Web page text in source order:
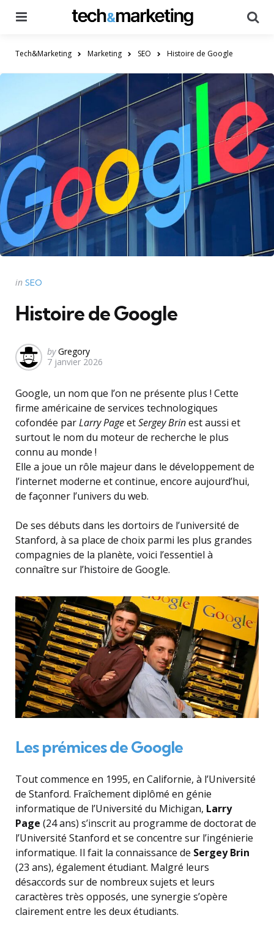
Tech&Marketing Marketing SEO Histoire de Google
Categories
Posted
in SEO
Histoire de Google
Posted
by
by Gregory
7 janvier 2026
Google, un nom que l’on ne présente plus ! Cette
firme américaine de services technologiques
cofondée parLarry PageetSergey Brinest aussi et
surtout le nom du moteur de recherche le plus
connu au monde !
Elle a joue un rôle majeur dans le développement de
l’internet moderne et continue, encore aujourd’hui,
de façonner l’univers du web.
De ses débuts dans les dortoirs de l’université de
Stanford, à sa place de choix parmi les plus grandes
compagnies de la planète, voici l’essentiel à
connaître sur l’histoire de Google.
Les prémices de Google
Tout commence en 1995, en Californie, à l’Université
de Stanford. Fraîchement diplômé en génie
informatique de l’Université du Michigan, Larry
Page (24 ans) s’inscrit au programme de doctorat de
l’Université Stanford et se concentre sur l’ingénierie
informatique. Il fait la connaissance de Sergey Brin
(23 ans), également étudiant. Malgré leurs
désaccords sur de nombreux sujets et leurs
caractères très opposés, une synergie s’opère
clairement entre les deux étudiants.